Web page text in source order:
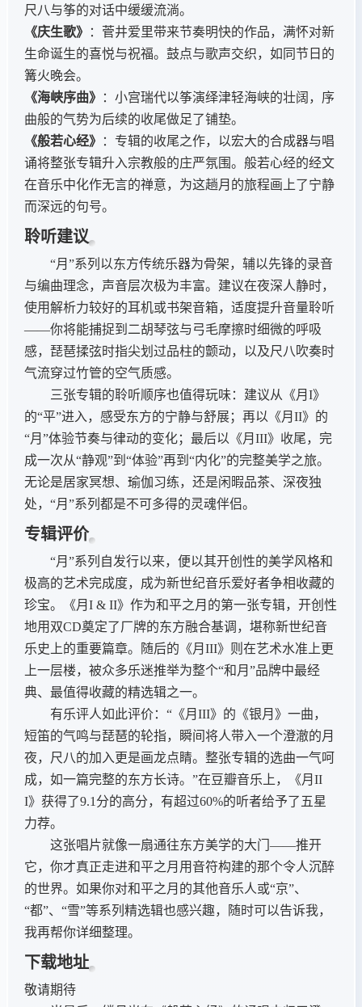
尺八与筝的对话中缓缓流淌。
《庆生歌》
：菅井爱里带来节奏明快的作品，满怀对新
生命诞生的喜悦与祝福。鼓点与歌声交织，如同节日的
篝火晚会。
《海峡序曲》
：小宫瑞代以筝演绎津轻海峡的壮阔，序
曲般的气势为后续的收尾做足了铺垫。
《般若心经》
：专辑的收尾之作，以宏大的合成器与唱
诵将整张专辑升入宗教般的庄严氛围。般若心经的经文
在音乐中化作无言的禅意，为这趟月的旅程画上了宁静
而深远的句号。
聆听建议
“月”系列以东方传统乐器为骨架，辅以先锋的录音
与编曲理念，声音层次极为丰富。建议在夜深人静时，
使用解析力较好的耳机或书架音箱，适度提升音量聆听
——你将能捕捉到二胡琴弦与弓毛摩擦时细微的呼吸
感，琵琶揉弦时指尖划过品柱的颤动，以及尺八吹奏时
气流穿过竹管的空气质感。
三张专辑的聆听顺序也值得玩味：建议从《月I》
的“平”进入，感受东方的宁静与舒展；再以《月II》的
“月”体验节奏与律动的变化；最后以《月III》收尾，完
成一次从“静观”到“体验”再到“内化”的完整美学之旅。
无论是居家冥想、瑜伽习练，还是闲暇品茶、深夜独
处，“月”系列都是不可多得的灵魂伴侣。
专辑评价
“月”系列自发行以来，便以其开创性的美学风格和
极高的艺术完成度，成为新世纪音乐爱好者争相收藏的
珍宝。《月I & II》作为和平之月的第一张专辑，开创性
地用双CD奠定了厂牌的东方融合基调，堪称新世纪音
乐史上的重要篇章。随后的《月III》则在艺术水准上更
上一层楼，被众多乐迷推举为整个“和月”品牌中最经
典、最值得收藏的精选辑之一。
有乐评人如此评价：“《月III》的《银月》一曲，
短笛的气鸣与琵琶的轮指，瞬间将人带入一个澄澈的月
夜，尺八的加入更是画龙点睛。整张专辑的选曲一气呵
成，如一篇完整的东方长诗。”在豆瓣音乐上，《月II
I》获得了9.1分的高分，有超过60%的听者给予了五星
力荐。
这张唱片就像一扇通往东方美学的大门——推开
它，你才真正走进和平之月用音符构建的那个令人沉醉
的世界。如果你对和平之月的其他音乐人或“京”、
“都”、“雪”等系列精选辑也感兴趣，随时可以告诉我，
我再帮你详细整理。
下载地址
敬请期待